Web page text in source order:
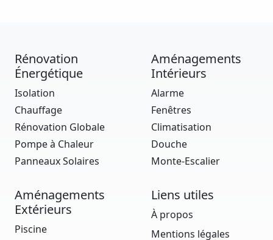
Rénovation
Énergétique
Isolation
Chauffage
Rénovation Globale
Pompe à Chaleur
Panneaux Solaires
Aménagements
Intérieurs
Alarme
Fenêtres
Climatisation
Douche
Monte-Escalier
Aménagements
Extérieurs
Piscine
Liens utiles
À propos
Mentions légales